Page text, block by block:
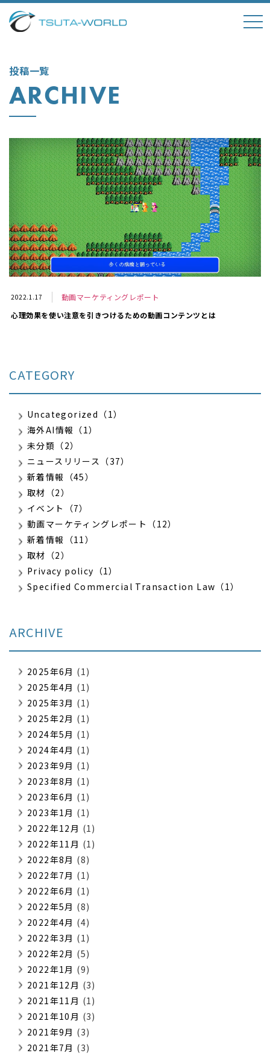
投稿一覧
ARCHIVE
2022.1.17
動画マーケティングレポート
心理効果を使い注意を引きつけるための動画コンテンツとは
CATEGORY
Uncategorized（1）
海外AI情報（1）
未分類（2）
ニュースリリース（37）
新着情報（45）
取材（2）
イベント（7）
動画マーケティングレポート（12）
新着情報（11）
取材（2）
Privacy policy（1）
Specified Commercial Transaction Law（1）
ARCHIVE
2025年6月 (1)
2025年4月 (1)
2025年3月 (1)
2025年2月 (1)
2024年5月 (1)
2024年4月 (1)
2023年9月 (1)
2023年8月 (1)
2023年6月 (1)
2023年1月 (1)
2022年12月 (1)
2022年11月 (1)
2022年8月 (8)
2022年7月 (1)
2022年6月 (1)
2022年5月 (8)
2022年4月 (4)
2022年3月 (1)
2022年2月 (5)
2022年1月 (9)
2021年12月 (3)
2021年11月 (1)
2021年10月 (3)
2021年9月 (3)
2021年7月 (3)